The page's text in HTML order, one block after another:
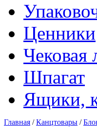
Ценники
Чековая
Шпагат
Ящики,
Главная /Канцтовары /